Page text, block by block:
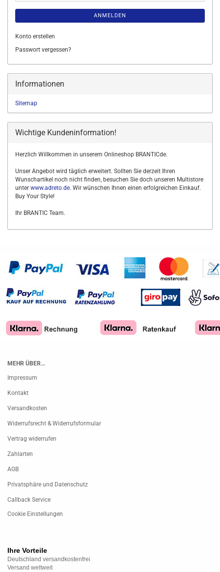
ANMELDEN
Konto erstellen
Passwort vergessen?
Informationen
Sitemap
Wichtige Kundeninformation!
Herzlich Willkommen in unserem Onlineshop BRANTICde.
Unser Angebot wird täglich erweitert. Sollten Sie derzeit Ihren
Wunschartikel noch nicht finden, besuchen Sie doch unseren Multistore
unter www.adreto.de. Wir wünschen Ihnen einen erfolgreichen Einkauf.
Buy Your Style!
Ihr BRANTIC Team.
MEHR ÜBER...
Impressum
Kontakt
Versandkosten
Widerrufsrecht & Widerrufsformular
Vertrag widerrufen
Zahlarten
AGB
Privatsphäre und Datenschutz
Callback Service
Cookie Einstellungen
Ihre Vorteile
Deutschland versandkostenfrei
Versand weltweit